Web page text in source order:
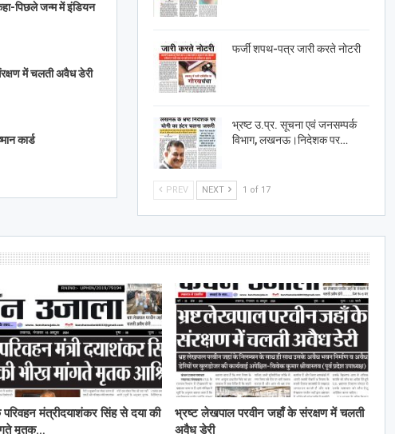
पिछले जन्म में इंडियन
में चलती अवैध डेरी
कार्ड
फर्जी शपथ-पत्र जारी करते नोटरी
भ्रष्ट उ.प्र. सूचना एवं जनसम्पर्क
विभाग, लखनऊ।निदेशक पर…
PREV NEXT 1 of 17
मंत्रीदयाशंकर सिंह से दया की
मृतक…
भ्रष्ट लेखपाल परवीन जहाँ के संरक्षण में चलती
अवैध डेरी